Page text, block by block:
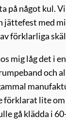
på något kul.
jättefest med
förklarliga
mig låg det i
och
förklarat lite
gå klädda i